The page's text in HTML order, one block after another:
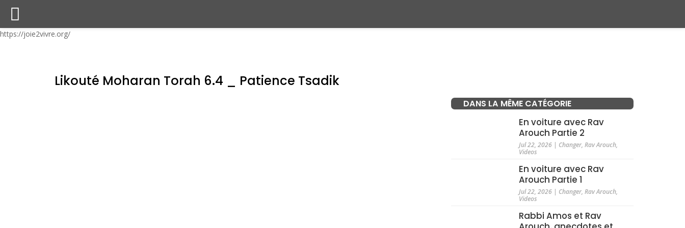
https://joie2vivre.org/
Likouté Moharan Torah 6.4 _ Patience Tsadik
DANS LA MÊME CATÉGORIE
En voiture avec Rav
Arouch Partie 2
Jul 22, 2026| Changer, Rav Arouch,
Videos
En voiture avec Rav
Arouch Partie 1
Jul 22, 2026| Changer, Rav Arouch,
Videos
Rabbi Amos et Rav